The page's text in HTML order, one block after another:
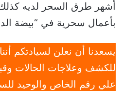
أشهر طرق السحر لديه كذلك
بأعمال سحرية في “بيضة
يسعدنا أن نعلن لسيادتكم
للكشف وعلاجات الحالات
علي رقم الخاص والوحيد